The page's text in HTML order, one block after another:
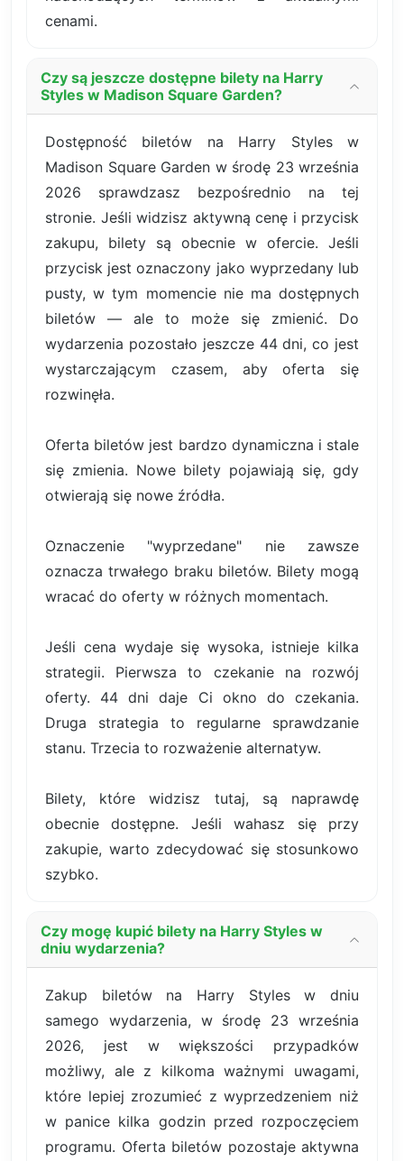
cenami.
Czy są jeszcze dostępne bilety na Harry
Styles w Madison Square Garden?
Dostępność biletów na Harry Styles w
Madison Square Garden w środę 23 września
2026 sprawdzasz bezpośrednio na tej
stronie. Jeśli widzisz aktywną cenę i przycisk
zakupu, bilety są obecnie w ofercie. Jeśli
przycisk jest oznaczony jako wyprzedany lub
pusty, w tym momencie nie ma dostępnych
biletów — ale to może się zmienić. Do
wydarzenia pozostało jeszcze 44 dni, co jest
wystarczającym czasem, aby oferta się
rozwinęła.
Oferta biletów jest bardzo dynamiczna i stale
się zmienia. Nowe bilety pojawiają się, gdy
otwierają się nowe źródła.
Oznaczenie "wyprzedane" nie zawsze
oznacza trwałego braku biletów. Bilety mogą
wracać do oferty w różnych momentach.
Jeśli cena wydaje się wysoka, istnieje kilka
strategii. Pierwsza to czekanie na rozwój
oferty. 44 dni daje Ci okno do czekania.
Druga strategia to regularne sprawdzanie
stanu. Trzecia to rozważenie alternatyw.
Bilety, które widzisz tutaj, są naprawdę
obecnie dostępne. Jeśli wahasz się przy
zakupie, warto zdecydować się stosunkowo
szybko.
Czy mogę kupić bilety na Harry Styles w
dniu wydarzenia?
Zakup biletów na Harry Styles w dniu
samego wydarzenia, w środę 23 września
2026, jest w większości przypadków
możliwy, ale z kilkoma ważnymi uwagami,
które lepiej zrozumieć z wyprzedzeniem niż
w panice kilka godzin przed rozpoczęciem
programu. Oferta biletów pozostaje aktywna